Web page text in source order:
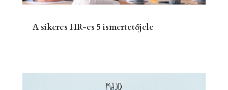
A sikeres HR-es 5 ismertetőjele